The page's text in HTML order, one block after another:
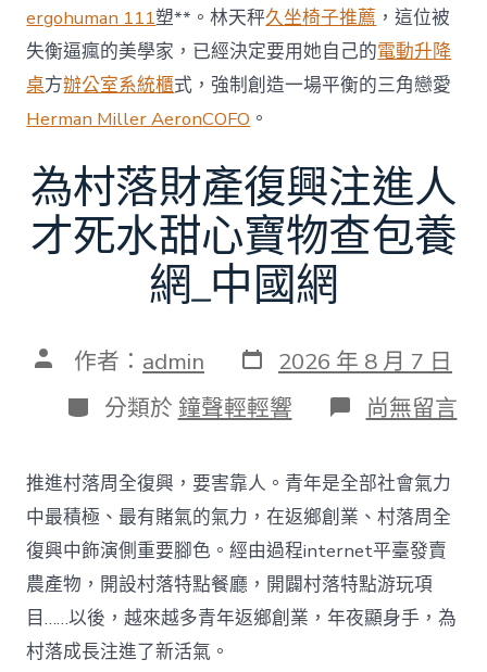
ergohuman 111塑**。林天秤久坐椅子推薦 ，這位被
失衡逼瘋的美學家，已經決定要用她自己的電動升降
桌方辦公室系統櫃式，強制創造一場平衡的三角戀愛
Herman Miller AeronCOFO 。
為村落財產復興注進人
才死水甜心寶物查包養
網_中國網
文 作者： admin 發
表
日
期
2026 年 8 月 7 日
分
類
分類於 鐘聲輕輕響 在
〈為
落
財
產
復
興
注
進
人
尚無留言
推進村落周全復興，要害靠人。青年是全部社會氣力
中最積極、最有賭氣的氣力，在返鄉創業、村落周全
復興中飾演側重要腳色。經由過程internet平臺發賣
農產物，開設村落特點餐廳，開闢村落特點游玩項
目……以後，越來越多青年返鄉創業，年夜顯身手，為
村落成長注進了新活氣。